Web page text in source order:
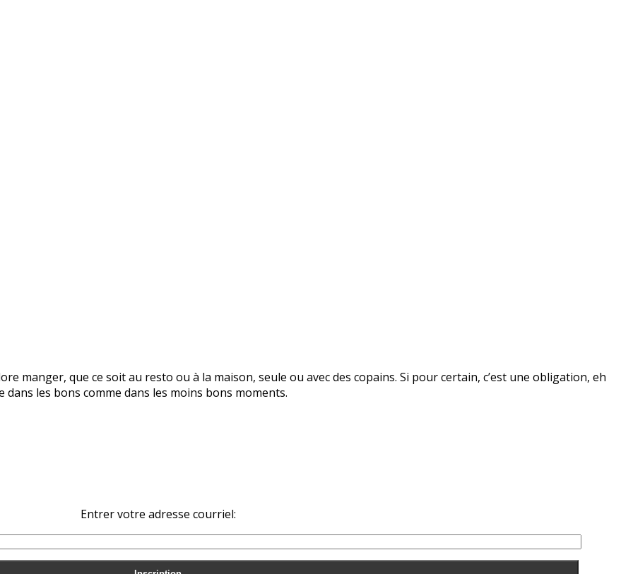
manger, que ce soit au resto ou à la maison, seule ou avec des copains. Si pour certain, c’est une obligation, eh
les bons comme dans les moins bons moments.
Entrer votre adresse courriel: